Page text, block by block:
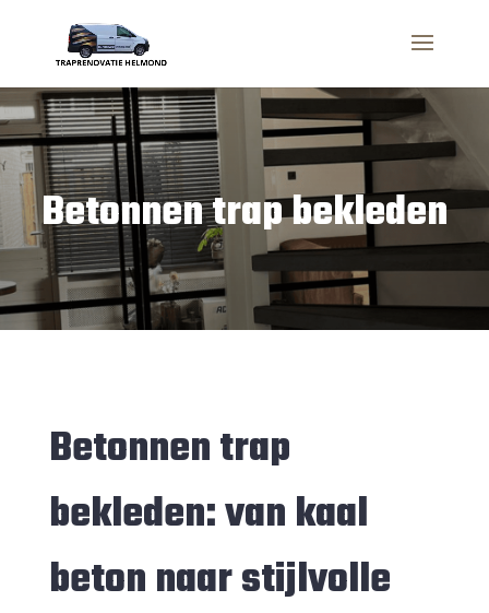
Betonnen trap bekleden
Betonnen trap
bekleden: van kaal
beton naar stijlvolle